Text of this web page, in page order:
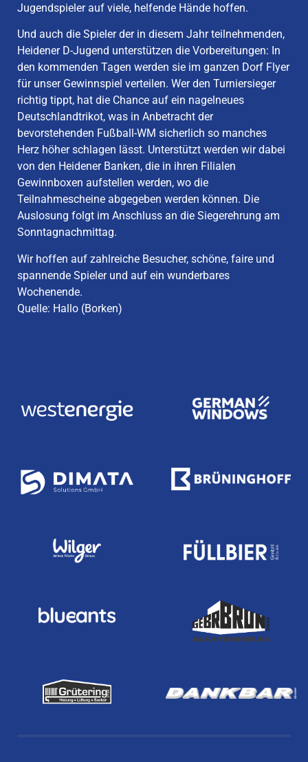
Jugendspieler auf viele, helfende Hände hoffen.
Und auch die Spieler der in diesem Jahr teilnehmenden,
Heidener D-Jugend unterstützen die Vorbereitungen: In
den kommenden Tagen werden sie im ganzen Dorf Flyer
für unser Gewinnspiel verteilen. Wer den Turniersieger
richtig tippt, hat die Chance auf ein nagelneues
Deutschlandtrikot, was in Anbetracht der
bevorstehenden Fußball-WM sicherlich so manches
Herz höher schlagen lässt. Unterstützt werden wir dabei
von den Heidener Banken, die in ihren Filialen
Gewinnboxen aufstellen werden, wo die
Teilnahmescheine abgegeben werden können. Die
Auslosung folgt im Anschluss an die Siegerehrung am
Sonntagnachmittag.
Wir hoffen auf zahlreiche Besucher, schöne, faire und
spannende Spieler und auf ein wunderbares
Wochenende.
Quelle: Hallo (Borken)